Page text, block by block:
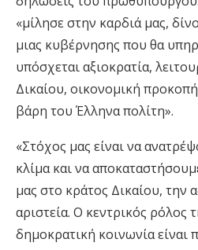
«μίλησε στην καρδιά μας,
μιας κυβέρνησης που θα
υπόσχεται αξιοκρατία,
Δικαίου, οικονομική
βάρη του Έλληνα πολίτη».
«Στόχος μας είναι να
κλίμα και να
μας στο κράτος Δικαίου, την
αριστεία. Ο κεντρικός ρόλος
δημοκρατική κοινωνία είναι